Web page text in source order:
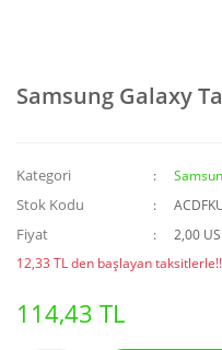
Samsung Galaxy
Kategori
Stok Kodu
Fiyat
2,00
12,33 TL den başlayan taksitlerle!!
114,43 TL